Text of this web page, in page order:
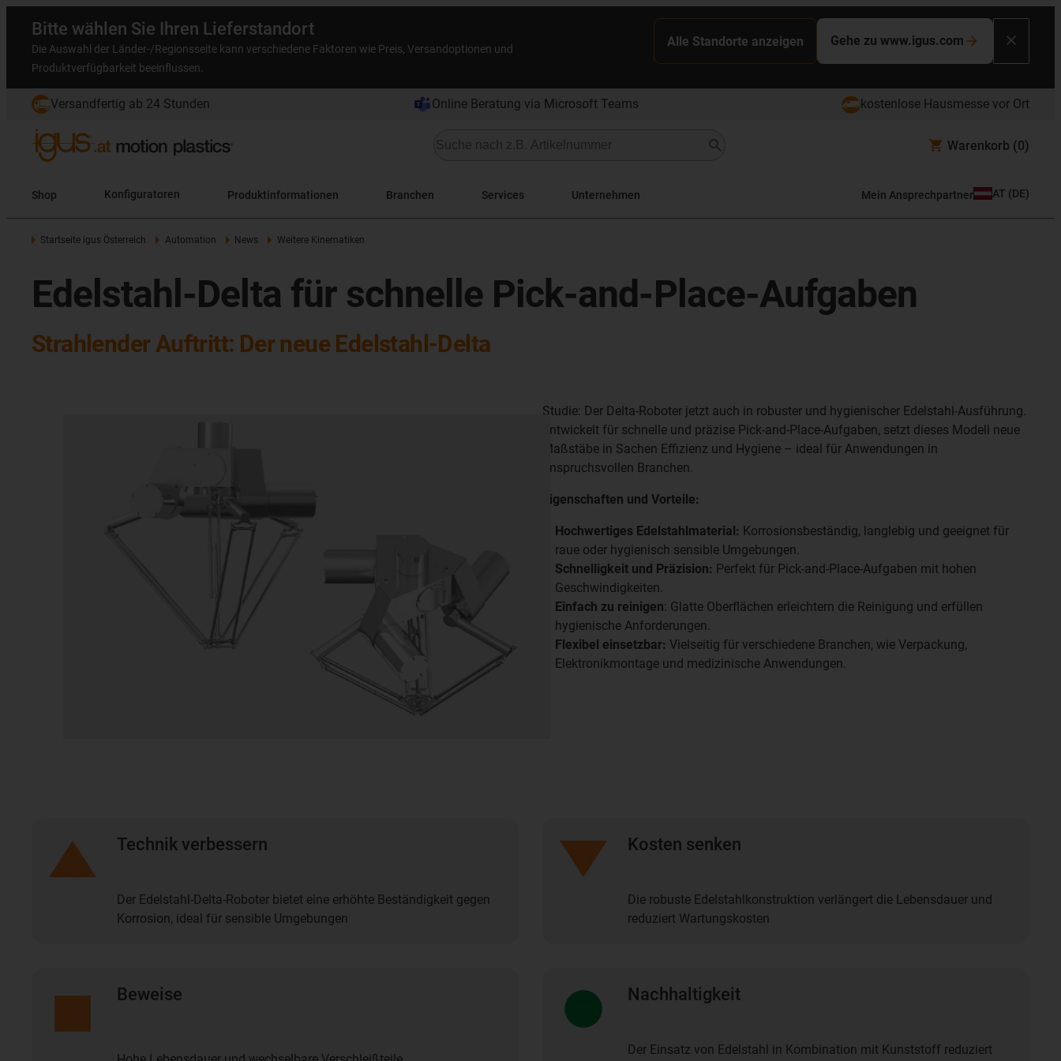
Bitte wählen Sie Ihren Lieferstandort
Die Auswahl der Länder-/Regionsseite kann verschiedene Faktoren wie Preis, Versandoptionen und
Produktverfügbarkeit beeinflussen.
Alle Standorte anzeigen Gehe zu www.igus.com
Versandfertig ab 24 Stunden Online Beratung via Microsoft Teams kostenlose Hausmesse vor Ort
Warenkorb (0)
Shop Konfiguratoren Produktinformationen Branchen Services Unternehmen Mein Ansprechpartner AT (DE)
Startseite igus Österreich Automation News Weitere Kinematiken
Edelstahl-Delta für schnelle Pick-and-Place-Aufgaben
Strahlender Auftritt: Der neue Edelstahl-Delta
Studie: Der Delta-Roboter jetzt auch in robuster und hygienischer Edelstahl-Ausführung.
Entwickelt für schnelle und präzise Pick-and-Place-Aufgaben, setzt dieses Modell neue
Maßstäbe in Sachen Effizienz und Hygiene – ideal für Anwendungen in
anspruchsvollen Branchen.
Eigenschaften und Vorteile:
Hochwertiges Edelstahlmaterial: Korrosionsbeständig, langlebig und geeignet für
raue oder hygienisch sensible Umgebungen.
Schnelligkeit und Präzision: Perfekt für Pick-and-Place-Aufgaben mit hohen
Geschwindigkeiten.
Einfach zu reinigen: Glatte Oberflächen erleichtern die Reinigung und erfüllen
hygienische Anforderungen.
Flexibel einsetzbar: Vielseitig für verschiedene Branchen, wie Verpackung,
Elektronikmontage und medizinische Anwendungen.
Technik verbessern
Der Edelstahl-Delta-Roboter bietet eine erhöhte Beständigkeit gegen
Korrosion, ideal für sensible Umgebungen
Kosten senken
Die robuste Edelstahlkonstruktion verlängert die Lebensdauer und
reduziert Wartungskosten
Beweise Nachhaltigkeit
Der Einsatz von Edelstahl in Kombination mit Kunststoff reduziert